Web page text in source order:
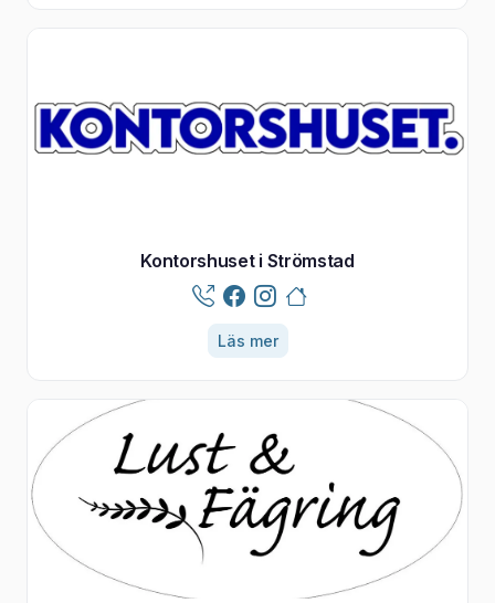
Kontorshuset i Strömstad
Läs mer